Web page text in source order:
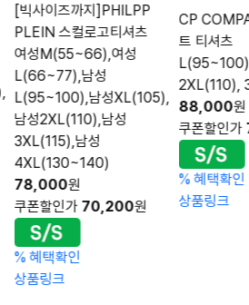
[빅사이즈까지]PHILPP
PLEIN 스컬로고티셔츠
여성M(55~66),여성
L(66~77),남성
L(95~100),남성XL(105),
남성2XL(110),남성
3XL(115),남성
4XL(130~140)
78,000원
쿠폰할인가 70,200원
% 혜택확인
상품링크
CP
트 티셔츠
2XL(110),
88,000원
쿠폰할인가
% 혜택확인
상품링크